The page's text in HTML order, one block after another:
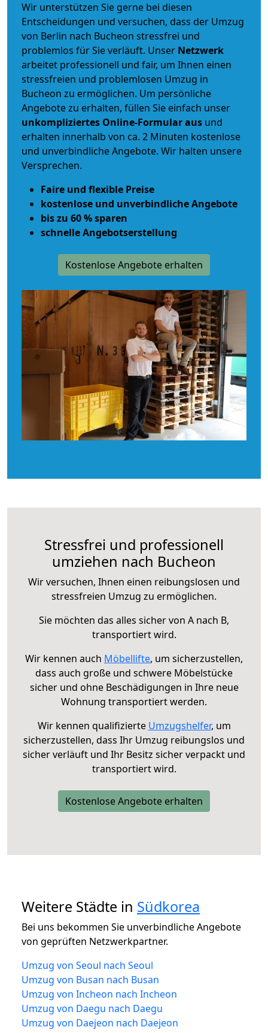
Wir unterstützen Sie gerne bei diesen
Entscheidungen und versuchen, dass der Umzug
von Berlin nach Bucheon stressfrei und
problemlos für Sie verläuft. Unser Netzwerk
arbeitet professionell und fair, um Ihnen einen
stressfreien und problemlosen Umzug in
Bucheon zu ermöglichen. Um persönliche
Angebote zu erhalten, füllen Sie einfach unser
unkompliziertes Online-Formular aus und
erhalten innerhalb von ca. 2 Minuten kostenlose
und unverbindliche Angebote. Wir halten unsere
Versprechen.
Faire und flexible Preise
kostenlose und unverbindliche Angebote
bis zu 60 % sparen
schnelle Angebotserstellung
Kostenlose Angebote erhalten
Stressfrei und professionell
umziehen nach Bucheon
Wir versuchen, Ihnen einen reibungslosen und
stressfreien Umzug zu ermöglichen.
Sie möchten das alles sicher von A nach B,
transportiert wird.
Wir kennen auch Möbellifte, um sicherzustellen,
dass auch große und schwere Möbelstücke
sicher und ohne Beschädigungen in Ihre neue
Wohnung transportiert werden.
Wir kennen qualifizierte Umzugshelfer, um
sicherzustellen, dass Ihr Umzug reibungslos und
sicher verläuft und Ihr Besitz sicher verpackt und
transportiert wird.
Kostenlose Angebote erhalten
Weitere Städte in Südkorea
Bei uns bekommen Sie unverbindliche Angebote
von geprüften Netzwerkpartner.
Umzug von Seoul nach Seoul
Umzug von Busan nach Busan
Umzug von Incheon nach Incheon
Umzug von Daegu nach Daegu
Umzug von Daejeon nach Daejeon